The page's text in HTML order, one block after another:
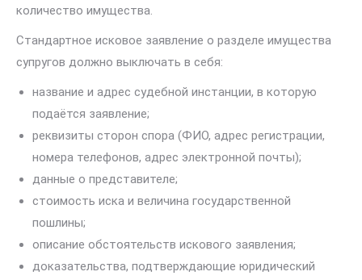
количество имущества.
Стандартное исковое заявление о разделе имущества
супругов должно выключать в себя:
название и адрес судебной инстанции, в которую
подаётся заявление;
реквизиты сторон спора (ФИО, адрес регистрации,
номера телефонов, адрес электронной почты);
данные о представителе;
стоимость иска и величина государственной
пошлины;
описание обстоятельств искового заявления;
доказательства, подтверждающие юридический